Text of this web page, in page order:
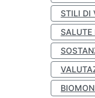
STILI DI
SALUTE